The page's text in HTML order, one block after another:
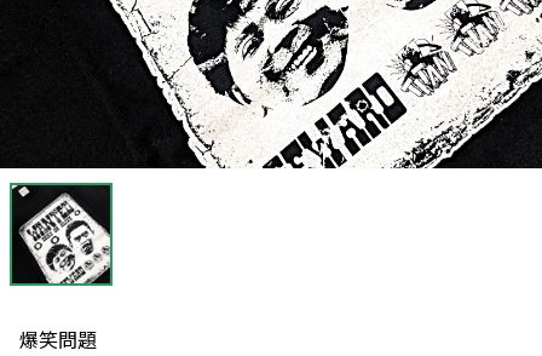
爆笑問題